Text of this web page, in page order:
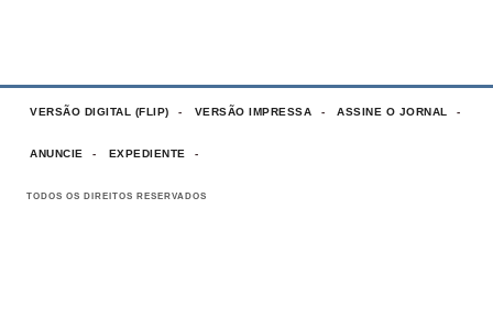
VERSÃO DIGITAL (FLIP) VERSÃO IMPRESSA ASSINE O JORNAL
ANUNCIE EXPEDIENTE
TODOS OS DIREITOS RESERVADOS